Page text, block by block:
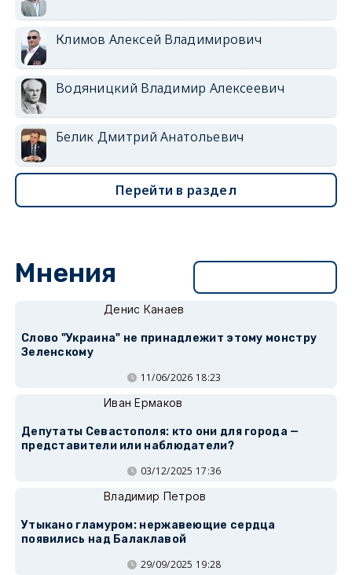
Климов Алексей Владимирович
Водяницкий Владимир Алексеевич
Белик Дмитрий Анатольевич
Перейти в раздел
Мнения
Денис Канаев
Слово "Украина" не принадлежит этому монстру
Зеленскому
11/06/2026 18:23
Иван Ермаков
Депутаты Севастополя: кто они для города —
представители или наблюдатели?
03/12/2025 17:36
Владимир Петров
Утыкано гламуром: нержавеющие сердца
появились над Балаклавой
29/09/2025 19:28